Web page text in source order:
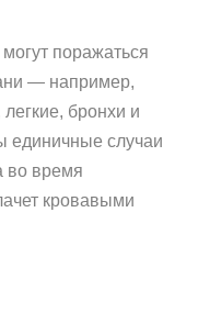
поражаться
— например,
бронхи и
единичные случаи
во время
кровавыми